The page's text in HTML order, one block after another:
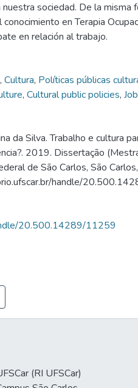
sociedad. De la misma
en Terapia
en relación al trabajo.
, Cultura, Políticas públicas
, Cultural public policies, Job
da Silva. Trabalho e cultura
2019. Dissertação
de São Carlos, São
handle/
20.500.14289/11259
(RI UFSCar)